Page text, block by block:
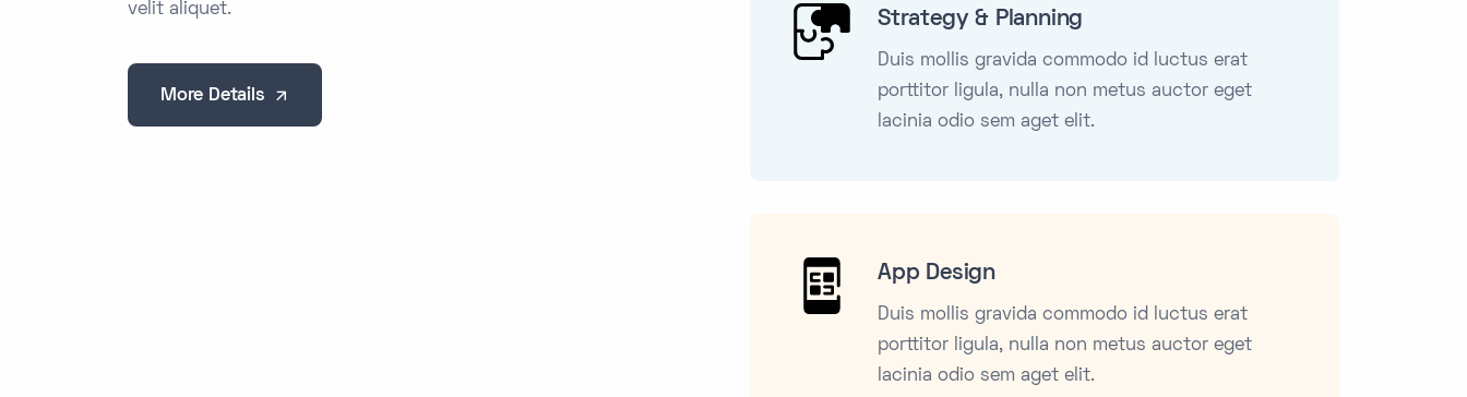
velit aliquet.
More Details
Strategy & Planning
Duis mollis gravida commodo id luctus erat
porttitor ligula, nulla non metus auctor eget
lacinia odio sem aget elit.
App Design
Duis mollis gravida commodo id luctus erat
porttitor ligula, nulla non metus auctor eget
lacinia odio sem aget elit.